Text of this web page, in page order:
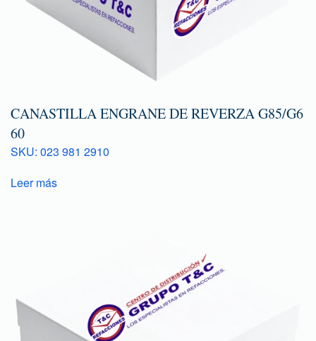
CANASTILLA ENGRANE DE REVERZA G85/G6
60
SKU: 023 981 2910
Leer más